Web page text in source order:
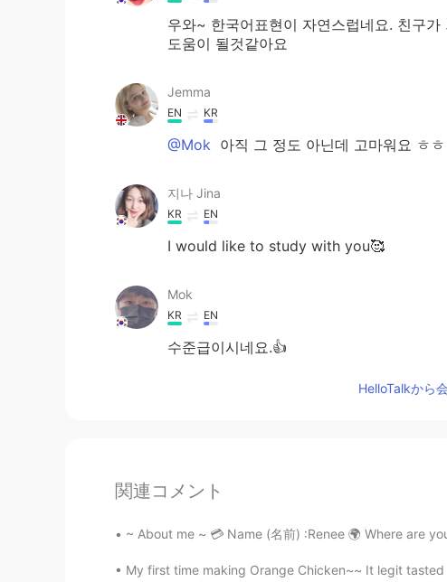
우와~ 한국어표현이 자연스럽네요. 친구
도움이 될것같아요
Jemma
EN KR
@Mok 아직 그 정도 아닌데 고마워요 ㅎㅎ
지나 Jina
KR EN
I would like to study with you🥰
Mok
KR EN
수준급이시네요.👍
HelloTalkから
関連コメント
~ About me ~ 💳 Name (名前) :Renee 🌍 Where are you
My first time making Orange Chicken~~ It legit